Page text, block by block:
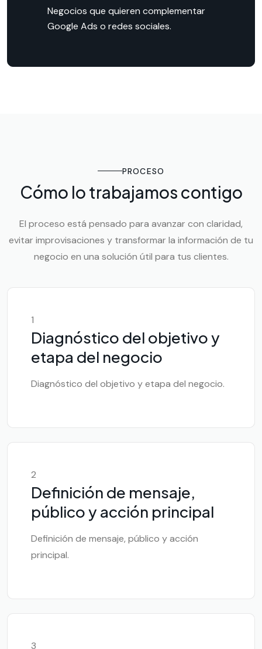
Negocios que quieren complementar
Google Ads o redes sociales.
PROCESO
Cómo lo trabajamos contigo
El proceso está pensado para avanzar con claridad,
evitar improvisaciones y transformar la información de tu
negocio en una solución útil para tus clientes.
1
Diagnóstico del objetivo y
etapa del negocio
Diagnóstico del objetivo y etapa del negocio.
2
Definición de mensaje,
público y acción principal
Definición de mensaje, público y acción
principal.
3